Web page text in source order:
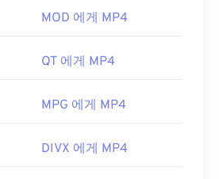
Masterpoint Green Points
3.0 랜섬웨어 암호화 파일
비활성화되어 더 이상 위협이 되
번 클릭하면 열립니다. 타사 소
않습니다. Windows에서는
할 수 있습니다. MP4는 다양한
경우 일반적으로 컨테이너의 데
MOD 에게 MP4
QT 에게 MP4
MPG 에게 MP4
DIVX 에게 MP4